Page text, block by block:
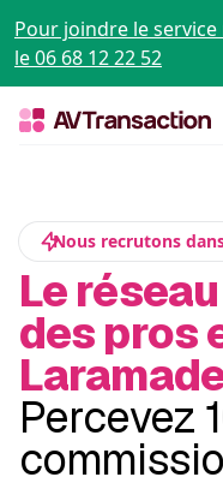
Pour joindre le
le 06 68 12 22 52
Nous recrutons
Le
des pros
Percevez